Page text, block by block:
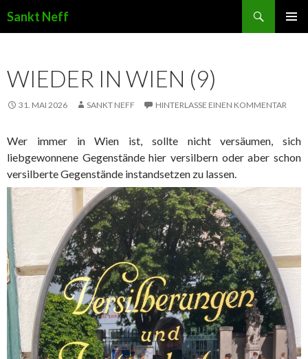
Sankt Neff
WIEDER IN WIEN (9)
31. MAI 2026 SANKT NEFF HINTERLASSE EINEN KOMMENTAR
Wer immer in Wien ist, sollte nicht versäumen, sich
liebgewonnene Gegenstände hier versilbern oder aber schon
versilberte Gegenstände instandsetzen zu lassen.